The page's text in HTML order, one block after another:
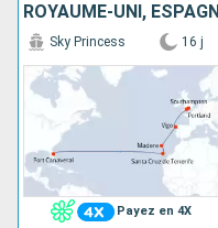
Payez en 4X
Sky Princess 16 j